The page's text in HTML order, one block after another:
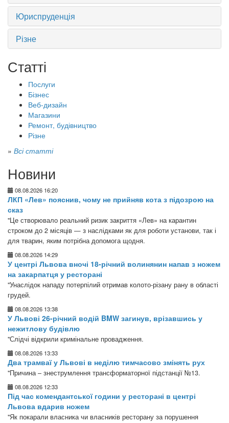
Юриспруденція
Різне
Статті
Послуги
Бізнес
Веб-дизайн
Магазини
Ремонт, будівництво
Різне
» Всі статті
Новини
08.08.2026 16:20
ЛКП «Лев» пояснив, чому не прийняв кота з підозрою на
сказ
"Це створювало реальний ризик закриття «Лев» на карантин
строком до 2 місяців — з наслідками як для роботи установи, так і
для тварин, яким потрібна допомога щодня.
08.08.2026 14:29
У центрі Львова вночі 18-річний волинянин напав з ножем
на закарпатця у ресторані
"Унаслідок нападу потерпілий отримав колото-різану рану в області
грудей.
08.08.2026 13:38
У Львові 26-річний водій BMW загинув, врізавшись у
нежитлову будівлю
"Слідчі відкрили кримінальне провадження.
08.08.2026 13:33
Два трамваї у Львові в неділю тимчасово змінять рух
"Причина – знеструмлення трансформаторної підстанції №13.
08.08.2026 12:33
Під час комендантської години у ресторані в центрі
Львова вдарив ножем
"Як покарали власника чи власників ресторану за порушення